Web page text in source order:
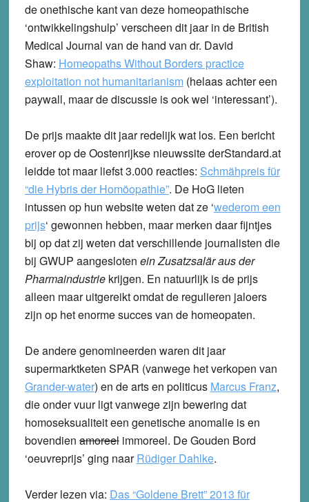
de onethische kant van deze homeopathische
‘ontwikkelingshulp’ verscheen dit jaar in de British
Medical Journal van de hand van dr. David
Shaw: Homeopaths Without Borders practice
exploitation not humanitarianism(helaas achter een
paywall, maar de discussie is ook wel ‘interessant’).
De prijs maakte dit jaar redelijk wat los. Een bericht
erover op de Oostenrijkse nieuwssite derStandard.at
leidde tot maar liefst 3.000 reacties: Schmähpreis für
“die Hybris der Homöopathie”. De HoG lieten
intussen op hun website weten dat ze ‘wederom een
prijs‘ gewonnen hebben, maar merken daar fijntjes
bij op dat zij weten dat verschillende journalisten die
bij GWUP aangesloten ein Zusatzsalär aus der
Pharmaindustriekrijgen. En natuurlijk is de prijs
alleen maar uitgereikt omdat de regulieren jaloers
zijn op het enorme succes van de homeopaten.
De andere genomineerden waren dit jaar
supermarktketen SPAR (vanwege het verkopen van
Grander-water) en de arts en politicus Marcus Franz,
die onder vuur ligt vanwege zijn bewering dat
homoseksualiteit een genetische anomalie is en
bovendienamoreelimmoreel. De Gouden Bord
‘oeuvreprijs’ ging naarRüdiger Dahlke.
Verder lezen via: Das “Goldene Brett” 2013 für